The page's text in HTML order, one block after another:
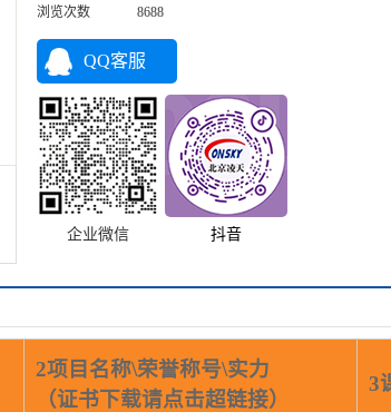
浏览次数
8688
QQ客服
企业微信 抖音
2项目名称\荣誉称号\实力
（证书下载请点击超链接）
3